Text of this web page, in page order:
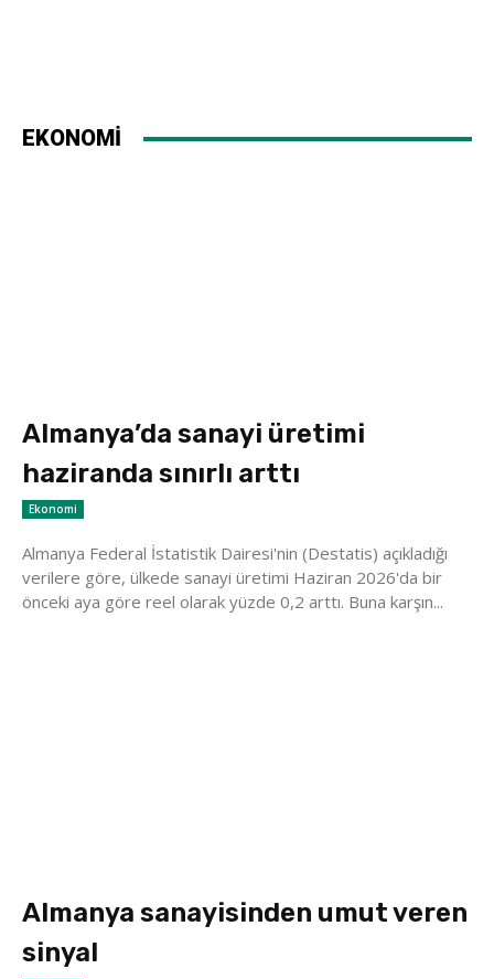
EKONOMİ
Almanya’da sanayi üretimi
haziranda sınırlı arttı
Ekonomi
Almanya Federal İstatistik Dairesi'nin (Destatis) açıkladığı
verilere göre, ülkede sanayi üretimi Haziran 2026'da bir
önceki aya göre reel olarak yüzde 0,2 arttı. Buna karşın...
Almanya sanayisinden umut veren
sinyal